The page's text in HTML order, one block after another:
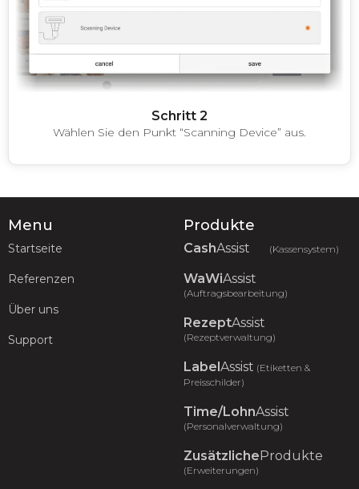
Schritt 2
Wählen Sie den Punkt “Scanning Device” aus.
Menu
Startseite
Referenzen
Über uns
Support
Produkte
CashAssist (Kassensystem)
WaWiAssist
(Auftragsbearbeitung)
RezeptAssist
(Rezeptverwaltung)
Label Assist (Etiketten &
Preisschilder)
Time/LohnAssist
(Personalverwaltung)
Zusätzliche Produkte
(Erweiterungen)